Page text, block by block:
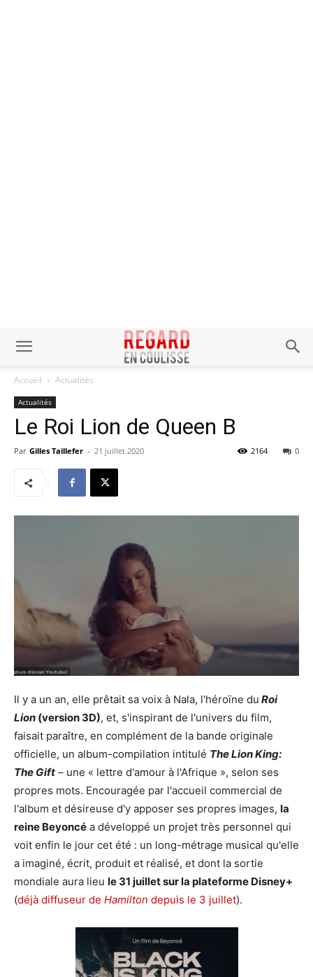
Accueil Actualités
Actualités
Le Roi Lion de Queen B
Par Gilles Taillefer - 21 juillet 2020 0
2164
Il y a un an, elle prêtait sa voix à Nala, l'héroïne du Roi
Lion (version 3D), et, s'inspirant de l'univers du film,
faisait paraître, en complément de la bande originale
officielle, un album-compilation intitulé The Lion King:
The Gift – une « lettre d'amour à l'Afrique », selon ses
propres mots. Encouragée par l'accueil commercial de
l'album et désireuse d'y apposer ses propres images, la
reine Beyoncé a développé un projet très personnel qui
voit enfin le jour cet été : un long-métrage musical qu'elle
a imaginé, écrit, produit et réalisé, et dont la sortie
mondiale aura lieu le 31 juillet sur la plateforme Disney+
(déjà diffuseur de Hamilton depuis le 3 juillet).